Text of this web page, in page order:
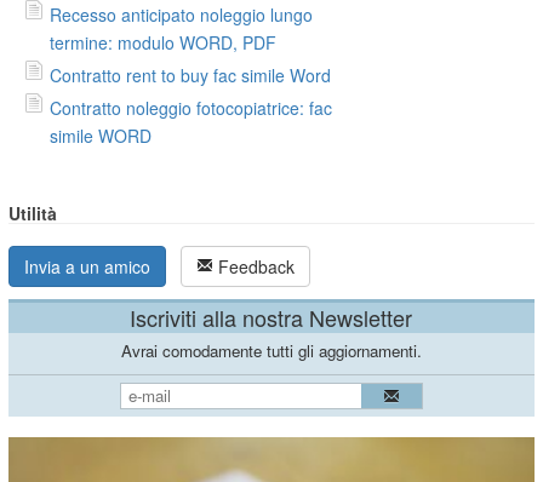
Recesso anticipato noleggio lungo
termine: modulo WORD, PDF
Contratto rent to buy fac simile Word
Contratto noleggio fotocopiatrice: fac
simile WORD
Utilità
Invia a un amico Feedback
Iscriviti alla nostra Newsletter
Avrai comodamente tutti gli aggiornamenti.